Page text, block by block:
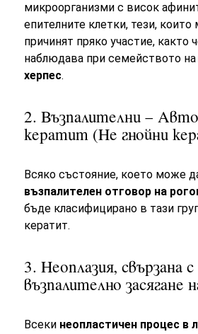
микроорганизми с висок
епителните клетки, тези, които
причинят пряко участие, както
наблюдава при семейството на
херпес.
2. Възпалителни –
кератит (Не гнойни
Всяко състояние, което може
възпалителен отговор на
бъде класифицирано в тази
кератит.
3. Неоплазия, свързана с
възпалително засягане
Всеки неопластичен процес в